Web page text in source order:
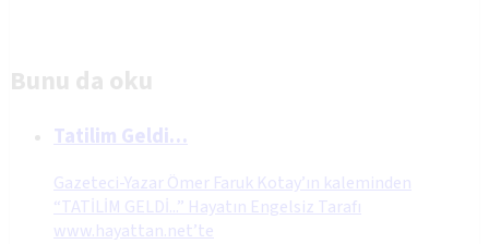
Bunu da oku
Tatilim Geldi…
Gazeteci-Yazar Ömer Faruk Kotay’ın kaleminden
“TATİLİM GELDİ...” Hayatın Engelsiz Tarafı
www.hayattan.net’te